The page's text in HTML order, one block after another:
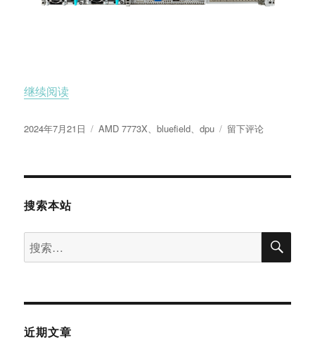
继续阅读“两台双路7773x服务器和bluefield-2 DPU开荒测试”
发
2024年7月21日
标
AMD 7773X 、bluefield 、dpu
于
务
和
DPU
留下评论
搜索本站
搜
索：
搜
近期文章